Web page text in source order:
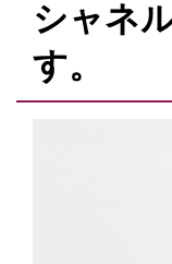
シャネ
す。